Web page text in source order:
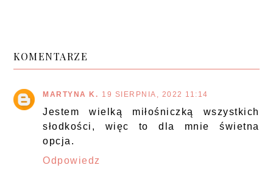
KOMENTARZE
MARTYNA K. 19 SIERPNIA, 2022 11:14
Jestem wielką miłośniczką wszystkich
słodkości, więc to dla mnie świetna
opcja.
Odpowiedz